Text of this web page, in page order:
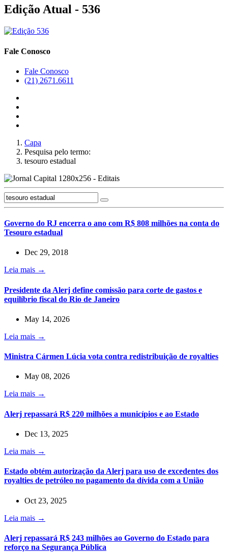
Edição Atual - 536
Fale Conosco
Fale Conosco
(21) 2671.6611
Capa
Pesquisa pelo termo:
tesouro estadual
Governo do RJ encerra o ano com R$ 808 milhões na conta do
Tesouro estadual
Dec 29, 2018
Leia mais →
Presidente da Alerj define comissão para corte de gastos e
equilíbrio fiscal do Rio de Janeiro
May 14, 2026
Leia mais →
Ministra Cármen Lúcia vota contra redistribuição de royalties
May 08, 2026
Leia mais →
Alerj repassará R$ 220 milhões a municípios e ao Estado
Dec 13, 2025
Leia mais →
Estado obtém autorização da Alerj para uso de excedentes dos
royalties de petróleo no pagamento da dívida com a União
Oct 23, 2025
Leia mais →
Alerj repassará R$ 243 milhões ao Governo do Estado para
reforço na Segurança Pública